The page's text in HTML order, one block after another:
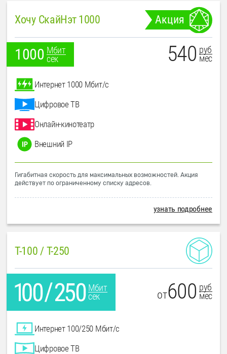
Хочу СкайНэт 1000 Акция
1000 Мбит
сек
540 руб
мес
Интернет 1000 Мбит/с
Цифровое ТВ
Онлайн-кинотеатр
Внешний IP
Гигабитная скорость для максимальных возможностей. Акция
действует по ограниченному списку адресов.
узнать подробнее
T-100 / T-250
Мбит
сек
от600 руб
мес
Интернет 100/250 Мбит/с
Цифровое ТВ